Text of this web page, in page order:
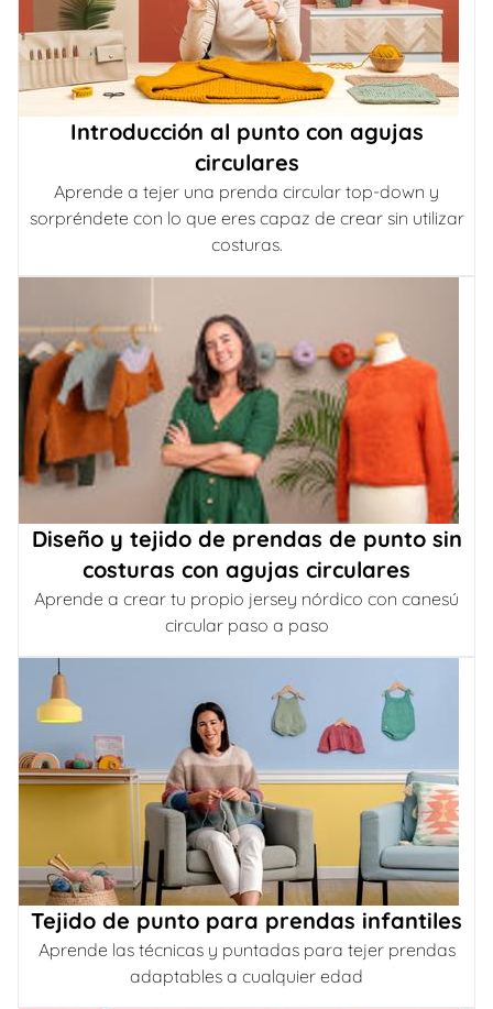
Introducción al punto con agujas
circulares
Aprende a tejer una prenda circular top-down y
sorpréndete con lo que eres capaz de crear sin utilizar
costuras.
Diseño y tejido de prendas de punto sin
costuras con agujas circulares
Aprende a crear tu propio jersey nórdico con canesú
circular paso a paso
Tejido de punto para prendas infantiles
Aprende las técnicas y puntadas para tejer prendas
adaptables a cualquier edad